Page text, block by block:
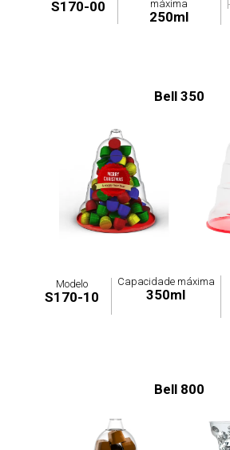
S170-00 máxima
250ml
Bell 350
Modelo
S170-10
Capacidade máxima
350ml
Bell 800